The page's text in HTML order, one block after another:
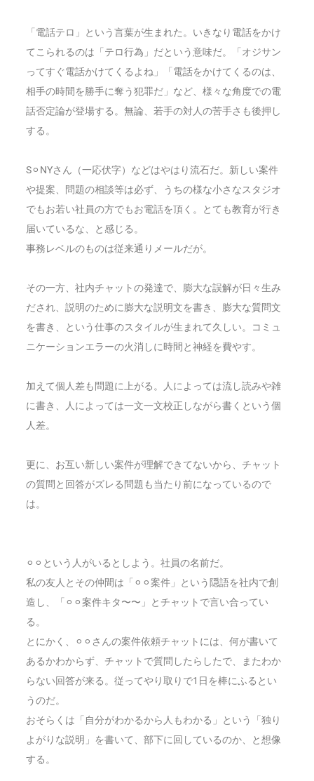
「電話テロ」という言葉が生まれた。 いきなり電話をかけ
てこられるのは「テロ行為」だという意味だ。「オジサン
ってすぐ電話かけてくるよね」「電話をかけてくるのは、
相手の時間を勝手に奪う犯罪だ」など、様々な角度での電
話否定論が登場する。無論、若手の対人の苦手さも後押し
する。
S⚪︎NYさん（一応伏字）などはやはり流石だ。新しい案件
や提案、問題の相談等は必ず、うちの様な小さなスタジオ
でもお若い社員の方でもお電話を頂く。とても教育が行き
届いているな、と感じる。
事務レベルのものは従来通りメールだが。
その一方、社内チャットの発達で、膨大な誤解が日々生み
だされ、説明のために膨大な説明文を書き、膨大な質問文
を書き、という仕事のスタイルが生まれて久しい。コミュ
ニケーションエラーの火消しに時間と神経を費やす。
加えて個人差も問題に上がる。人によっては流し読みや雑
に書き、人によっては一文一文校正しながら書くという個
人差。
更に、お互い新しい案件が理解できてないから、チャット
の質問と回答がズレる問題も当たり前になっているので
は。
⚪︎ ⚪︎という人がいるとしよう。社員の名前だ。
私の友人とその仲間は「⚪︎ ⚪︎案件」という隠語を社内で創
造し、「 ⚪︎ ⚪︎案件キタ〜〜」とチャットで言い合ってい
る。
とにかく、
⚪︎ ⚪︎さんの案件依頼チャットには、何が書いて
あるかわからず、チャットで質問したらしたで、またわか
らない回答が来る。従ってやり取りで1日を棒にふるとい
うのだ。
おそらくは「自分がわかるから人もわかる」という「独り
よがりな説明」を書いて、部下に回しているのか、と想像
する。